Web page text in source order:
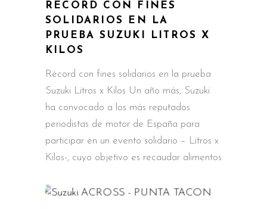
RÉCORD CON FINES
SOLIDARIOS EN LA
PRUEBA SUZUKI LITROS X
KILOS
Récord con fines solidarios en la prueba
Suzuki Litros x Kilos Un año más, Suzuki
ha convocado a los más reputados
periodistas de motor de España para
participar en un evento solidario – Litros x
Kilos-, cuyo objetivo es recaudar alimentos